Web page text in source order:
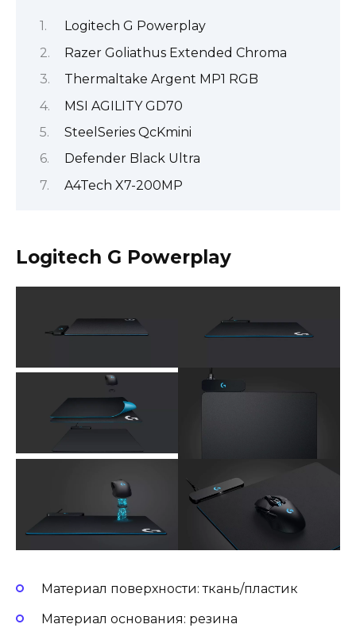
Logitech G Powerplay
Razer Goliathus Extended Chroma
Thermaltake Argent MP1 RGB
MSI AGILITY GD70
SteelSeries QcKmini
Defender Black Ultra
A4Tech X7-200MP
Logitech G Powerplay
Материал поверхности: ткань/пластик
Материал основания: резина